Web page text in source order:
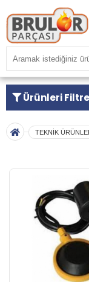
Ürünleri
TEKNİK